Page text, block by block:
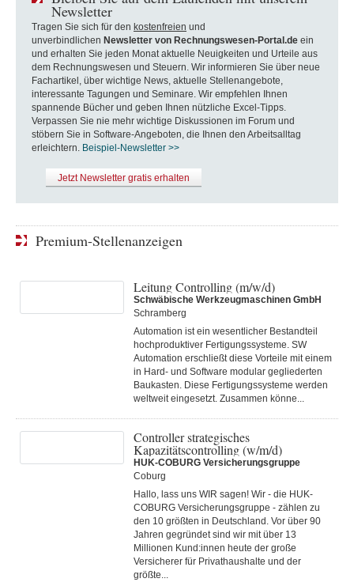
Newsletter
Tragen Sie sich für den kostenfreien und
unverbindlichen Newsletter von Rechnungswesen-Portal.de ein
und erhalten Sie jeden Monat aktuelle Neuigkeiten und Urteile aus
dem Rechnungswesen und Steuern. Wir informieren Sie über neue
Fachartikel, über wichtige News, aktuelle Stellenangebote,
interessante Tagungen und Seminare. Wir empfehlen Ihnen
spannende Bücher und geben Ihnen nützliche Excel-Tipps.
Verpassen Sie nie mehr wichtige Diskussionen im Forum und
stöbern Sie in Software-Angeboten, die Ihnen den Arbeitsalltag
erleichtern. Beispiel-Newsletter >>
Jetzt Newsletter gratis erhalten
Premium-Stellenanzeigen
Leitung Controlling (m/w/d)
Schwäbische Werkzeugmaschinen GmbH
Schramberg
Automation ist ein wesentlicher Bestandteil
hochproduktiver Fertigungssysteme. SW
Automation erschließt diese Vorteile mit einem
in Hard- und Software modular gegliederten
Baukasten. Diese Fertigungs­systeme werden
weltweit eingesetzt. Zusammen könne...
Controller strategisches
Kapazitätscontrolling (w/m/d)
HUK-COBURG Versicherungsgruppe
Coburg
Hallo, lass uns WIR sagen! Wir - die HUK-
COBURG Versicherungsgruppe - zählen zu
den 10 größten in Deutschland. Vor über 90
Jahren gegründet sind wir mit über 13
Millionen Kund:innen heute der große
Versicherer für Privathaushalte und der
größte...